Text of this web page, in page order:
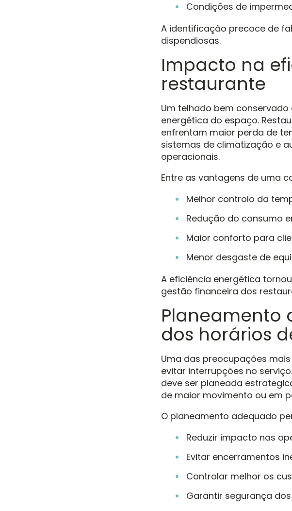
Condições de
A identificação precoce de
dispendiosas.
Impacto na
restaurante
Um telhado bem
energética do espaço.
enfrentam maior perda de
sistemas de climatização e
operacionais.
Entre as vantagens de uma
Melhor controlo da
Redução do consumo
Maior conforto para
Menor desgaste de
A eficiência energética
gestão financeira dos
Planeamento
dos horários
Uma das preocupações
evitar interrupções no
deve ser planeada
de maior movimento ou em
O planeamento adequado
Reduzir impacto nas
Evitar encerramentos
Controlar melhor os
Garantir segurança